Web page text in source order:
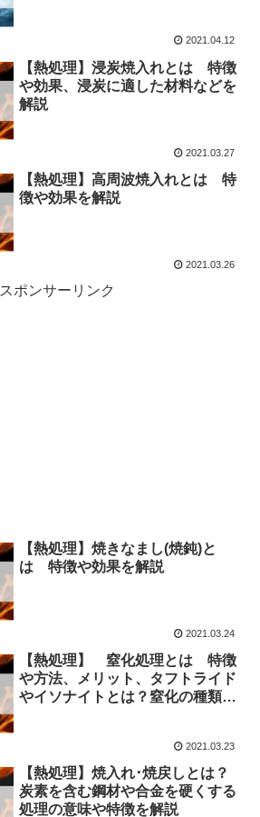
2021.04.12
【熱処理】浸炭焼入れとは 特徴
や効果、浸炭に適した材料などを
解説
2021.03.27
【熱処理】高周波焼入れとは 特
徴や効果を解説
2021.03.26
スポンサーリンク
【熱処理】焼きなまし(焼鈍)と
は 特徴や効果を解説
2021.03.24
【熱処理】 窒化処理とは 特徴
や方法、メリット、タフトライド
やイソナイトとは？窒化の種類を
2021.03.23
【熱処理】焼入れ･焼戻しとは？
炭素を含む鋼材や合金を硬くする
処理の意味や特徴を解説